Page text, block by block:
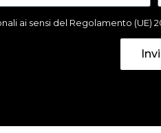
ai sensi del Regolamento (UE)